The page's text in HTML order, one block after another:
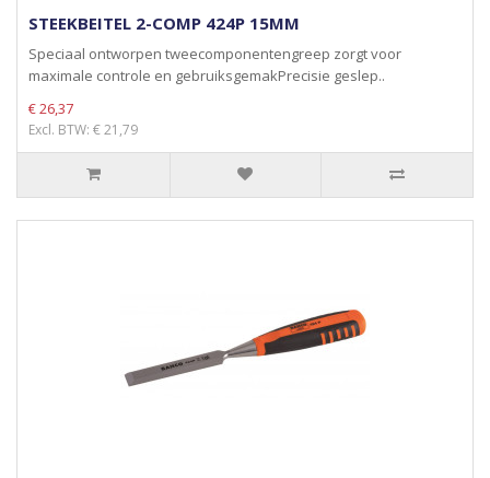
STEEKBEITEL 2-COMP 424P 15MM
Speciaal ontworpen tweecomponentengreep zorgt voor
maximale controle en gebruiksgemakPrecisie geslep..
€ 26,37
Excl. BTW: € 21,79